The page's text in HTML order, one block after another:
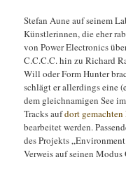
Stefan Aune auf seinem
Künstlerinnen, die eher
von Power Electronics
C.C.C.C. hin zu Richard
Will oder Form Hunter
schlägt er allerdings eine
dem gleichnamigen See
Tracks aufdort
bearbeitet werden.
des Projekts
Verweis auf seinen Modus